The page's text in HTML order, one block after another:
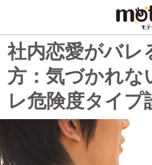
社内恋愛がバレ
方：気づかれな
レ危険度タイプ